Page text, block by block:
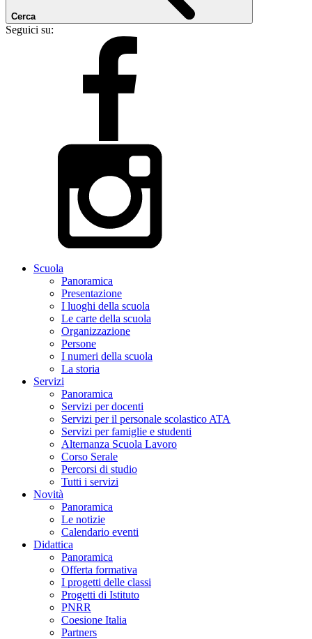
Cerca
Seguici su:
Scuola
Panoramica
Presentazione
I luoghi della scuola
Le carte della scuola
Organizzazione
Persone
I numeri della scuola
La storia
Servizi
Panoramica
Servizi per docenti
Servizi per il personale scolastico ATA
Servizi per famiglie e studenti
Alternanza Scuola Lavoro
Corso Serale
Percorsi di studio
Tutti i servizi
Novità
Panoramica
Le notizie
Calendario eventi
Didattica
Panoramica
Offerta formativa
I progetti delle classi
Progetti di Istituto
PNRR
Coesione Italia
Partners